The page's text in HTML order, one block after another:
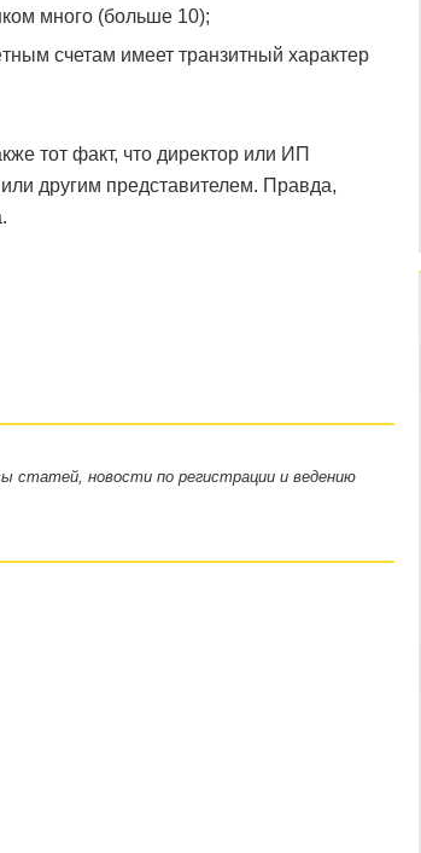
много (больше 10);
счетам имеет транзитный характер
тот факт, что директор или ИП
другим представителем. Правда,
статей, новости по регистрации и ведению